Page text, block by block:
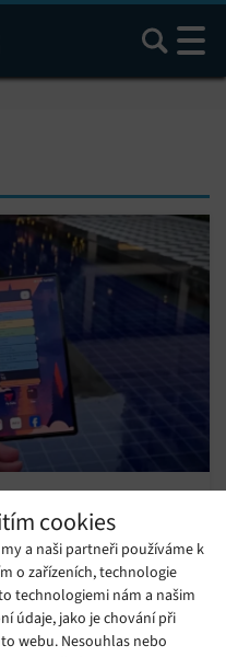
cookies
a naši partneři používáme k
o zařízeních, technologie
technologiemi nám a našim
údaje, jako je chování při
webu. Nesouhlas nebo
Hledat
budoucnost
výkonu a designu.